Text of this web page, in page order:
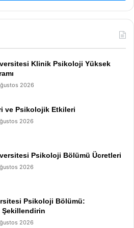
Klinik Psikoloji Yüksek
2026
ve Psikolojik Etkileri
2026
Psikoloji Bölümü Ücretleri
2026
Psikoloji Bölümü:
Şekillendirin
2026